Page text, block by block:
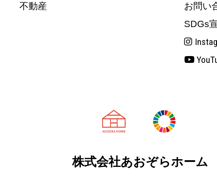
不動産
お問い
SDGs
天理市の注文
株式会社あおぞらホーム